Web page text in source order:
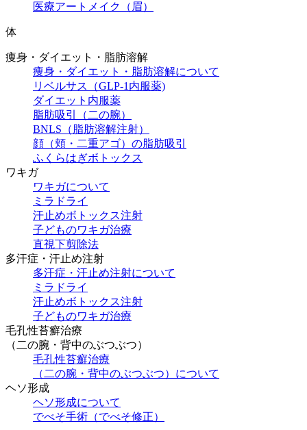
医療アートメイク（眉）
体
痩身・ダイエット・脂肪溶解
痩身・ダイエット・脂肪溶解について
リベルサス（GLP-1内服薬)
ダイエット内服薬
脂肪吸引（二の腕）
BNLS（脂肪溶解注射）
顔（頬・二重アゴ）の脂肪吸引
ふくらはぎボトックス
ワキガ
ワキガについて
ミラドライ
汗止めボトックス注射
子どものワキガ治療
直視下剪除法
多汗症・汗止め注射
多汗症・汗止め注射について
ミラドライ
汗止めボトックス注射
子どものワキガ治療
⽑孔性苔癬治療
（⼆の腕・背中のぶつぶつ）
⽑孔性苔癬治療
（⼆の腕・背中のぶつぶつ）について
ヘソ形成
ヘソ形成について
でべそ手術（でべそ修正）